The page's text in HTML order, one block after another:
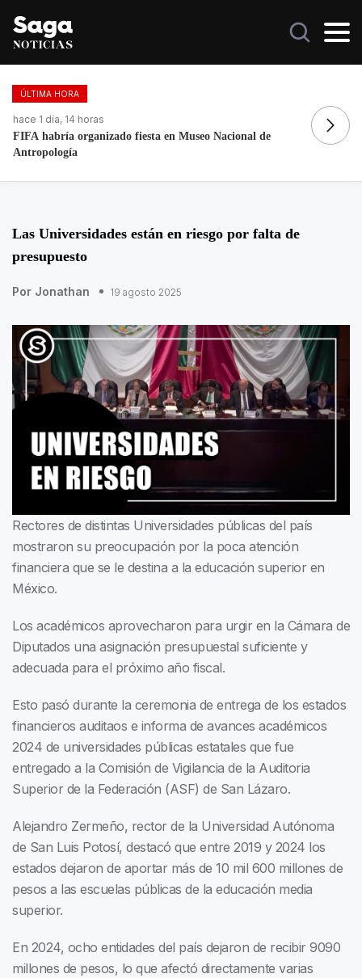
ÚLTIMA HORA
hace 1 día, 17 horas
Galilea Montijo celebra estar entre Los 50 más bellos
Las Universidades están en riesgo por falta de
presupuesto
Por Jonathan 19 agosto 2025
Rectores de distintas Universidades públicas del país
mostraron su preocupación por la poca atención
financiera que se le destina a la educación superior en
México.
Los académicos aprovecharon para urgir en la Cámara de
Diputados una asignación presupuestal suficiente y
adecuada para el próximo año fiscal.
Esto pasó durante la ceremonia de entrega de los estados
financieros auditaos e informa de avances académicos
2024 de universidades públicas estatales que fue
entregado a la Comisión de Vigilancia de la Auditoria
Superior de la Federación (ASF) de San Lázaro.
Alejandro Zermeño, rector de la Universidad Autónoma
de San Luis Potosí, destacó que entre 2019 y 2024 los
estados dejaron de aportar más de 10 mil 600 millones de
pesos a las escuelas públicas de la educación media
superior.
En 2024, ocho entidades del país dejaron de recibir 9090
millones de pesos, lo que afectó directamente varias